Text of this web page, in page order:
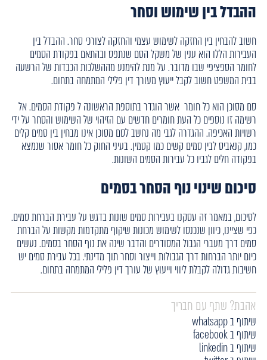
ההבדל בין שימוש וסחר
חשוב להבחין בין החזקה לשימוש עצמי והחזקה לצורכי סחר. ההבדל בין
העבירות הללו הוא ענין של משקל הסם שנתפס ובהתאם בפקודת הסמים
לחומר הספציפי שבו מדובר. על מנת להימנע מההשלכות הכבדות של הרשעה
בבית המשפט חשוב לקבל ייעוץ מעורך דין פלילי המתמחה בתחום.
סם מסוכן הוא כל חומר אשר הוגדר בתוספת הראשונה ל פקודת הסמים. אל
רשימה זו נוספים כל העת חומרים חדשים עם הזיהוי של השימוש והסחר על ידי
רשויות האכיפה. ההגדרה לגבי מה נחשב לסם מסוכן אינו מבחין בין סמים קלים
כמו, קנאביס לבין סמים קשים כמו קטמין. בעיני החוק כל חומר אסור שנמצא
בפקודה חלים לגביו כל עבירות הסמים השונות.
סיכום שינוי נוף הסחר בסמים
לסיכום, במאמר זה עסקנו בעבירות סמים שונות בדגש על עבירת הברחת סמים.
כפי שציינו, כיוון שנכנסו לשימוש מכונות שיקוף מתקדמות מקשות על הברחת
סמים דרך מעברי הגבול המסודרים והדבר שינה את נוף הסחר בסמים. נעשים
כיום יותר הברחות דרך הגבולות וייצור וסחר תוך מדינתי. בכל עבירת סמים יש
חשיבות גדולה לקבלת ליווי וייעוץ של עורך דין פלילי המתמחה בתחום.
אהבת? שתף עם חבריך
שיתוף ב whatsapp
שיתוף ב facebook
שיתוף ב linkedin